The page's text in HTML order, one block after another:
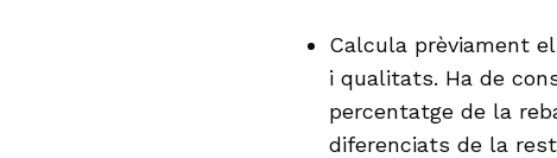
Calcula prèviament
i qualitats. Ha de
percentatge de la
diferenciats de la